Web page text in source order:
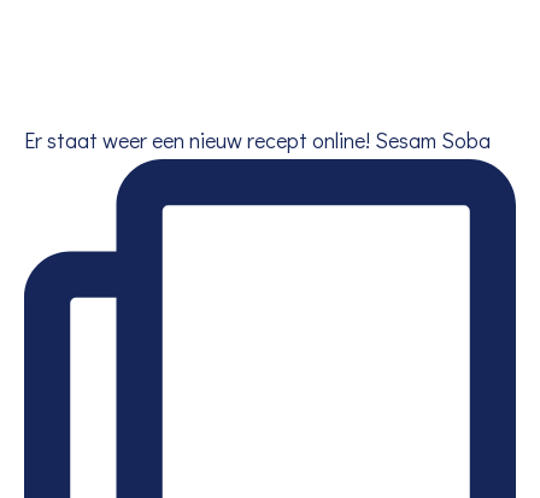
Er staat weer een nieuw recept online! Sesam Soba